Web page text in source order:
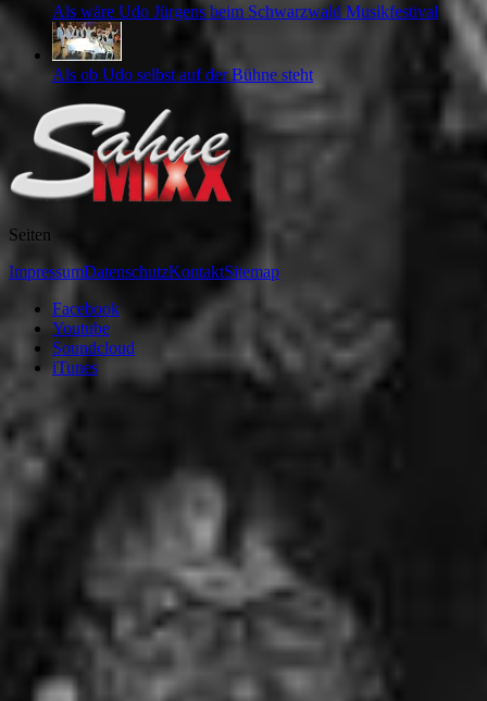
Als wäre Udo Jürgens beim Schwarzwald Musikfestival
Als ob Udo selbst auf der Bühne steht
Seiten
ImpressumDatenschutzKontaktSitemap
Facebook
Youtube
Soundcloud
iTunes